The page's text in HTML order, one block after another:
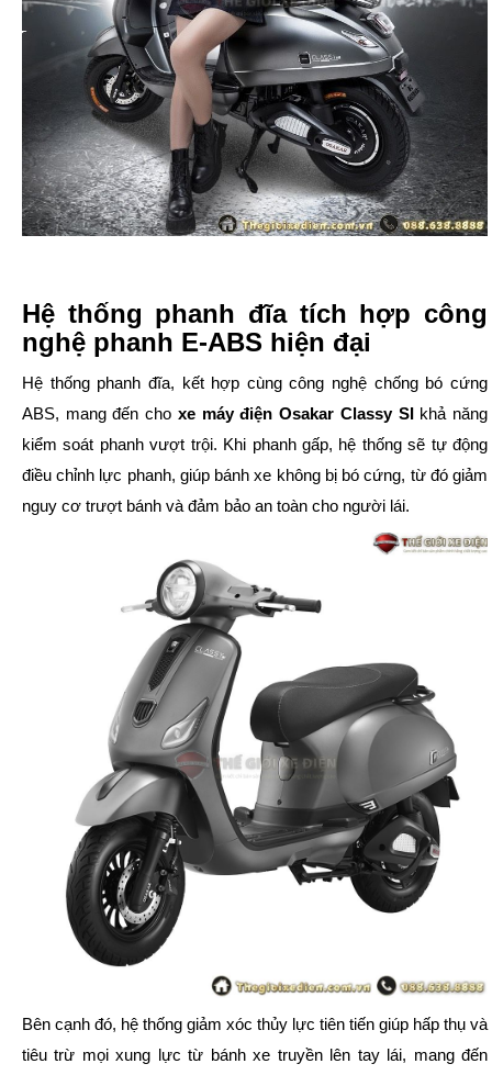
Hệ thống phanh đĩa tích hợp công
nghệ phanh E-ABS hiện đại
Hệ thống phanh đĩa, kết hợp cùng công nghệ chống bó cứng
ABS, mang đến cho xe máy điện Osakar Classy SIkhả năng
kiểm soát phanh vượt trội. Khi phanh gấp, hệ thống sẽ tự động
điều chỉnh lực phanh, giúp bánh xe không bị bó cứng, từ đó giảm
nguy cơ trượt bánh và đảm bảo an toàn cho người lái.
Bên cạnh đó, hệ thống giảm xóc thủy lực tiên tiến giúp hấp thụ và
tiêu trừ mọi xung lực từ bánh xe truyền lên tay lái, mang đến